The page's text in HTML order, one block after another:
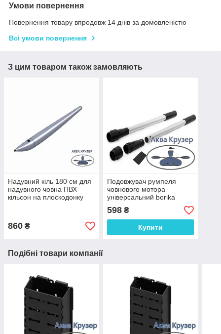
Умови повернення
Повернення товару впродовж 14 днів за домовленістю
Всі умови повернення
З цим товаром також замовляють
Надувний кіль 180 см для
надувного човна ПВХ
кільсон на плоскодонку
860 ₴
Подовжувач румпеля
човнового мотора
універсальний borika
598₴
Купити
Подібні товари компанії